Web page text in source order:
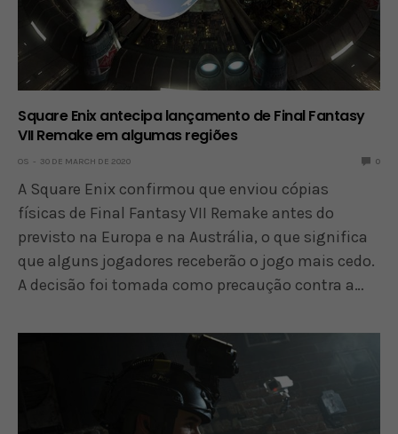
Square Enix antecipa lançamento de Final Fantasy
VII Remake em algumas regiões
OS 30 DE MARCH DE 2020 0
A Square Enix confirmou que enviou cópias
físicas de Final Fantasy VII Remake antes do
previsto na Europa e na Austrália, o que significa
que alguns jogadores receberão o jogo mais cedo.
A decisão foi tomada como precaução contra a…